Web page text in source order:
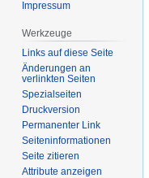
Impressum
Werkzeuge
Links auf diese Seite
Änderungen an
verlinkten Seiten
Spezialseiten
Druckversion
Permanenter Link
Seiten­­informationen
Seite zitieren
Attribute anzeigen